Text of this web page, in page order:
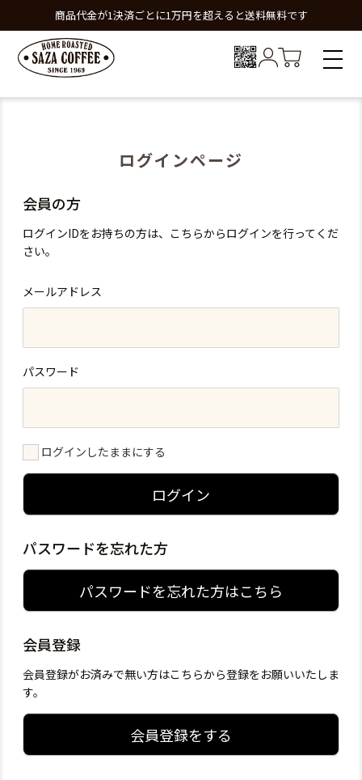
商品代金が1決済ごとに1万円を超えると送料無料です
ログインページ
会員の方
ログインIDをお持ちの方は、こちらからログインを行ってくだ
さい。
メールアドレス
パスワード
ログインしたままにする
ログイン
パスワードを忘れた方
パスワードを忘れた方はこちら
会員登録
会員登録がお済みで無い方はこちらから登録をお願いいたしま
す。
会員登録をする